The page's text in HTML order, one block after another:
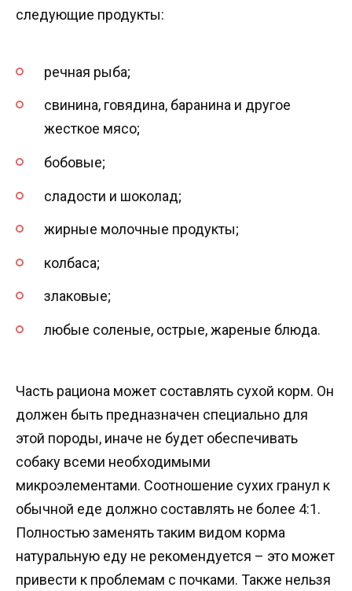
следующие продукты:
речная рыба;
свинина, говядина, баранина и другое
жесткое мясо;
бобовые;
сладости и шоколад;
жирные молочные продукты;
колбаса;
злаковые;
любые соленые, острые, жареные блюда.
Часть рациона может составлять сухой корм. Он
должен быть предназначен специально для
этой породы, иначе не будет обеспечивать
собаку всеми необходимыми
микроэлементами. Соотношение сухих гранул к
обычной еде должно составлять не более 4:1.
Полностью заменять таким видом корма
натуральную еду не рекомендуется – это может
привести к проблемам с почками. Также нельзя